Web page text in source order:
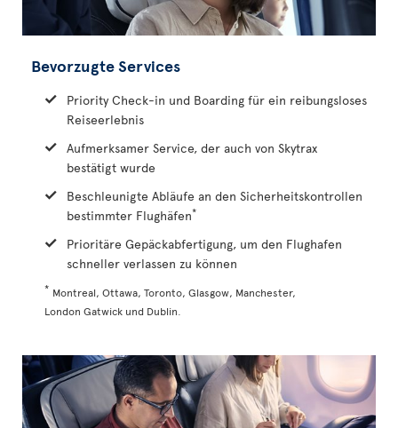
Bevorzugte Services
Priority Check-in und Boarding für ein reibungsloses
Reiseerlebnis
Aufmerksamer Service, der auch von Skytrax
bestätigt wurde
Beschleunigte Abläufe an den Sicherheitskontrollen
bestimmter Flughäfen*
Prioritäre Gepäckabfertigung, um den Flughafen
schneller verlassen zu können
* Montreal, Ottawa, Toronto, Glasgow, Manchester,
London Gatwick und Dublin.